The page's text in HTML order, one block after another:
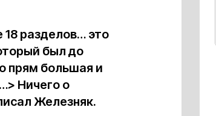
разделов… это
был до
прям большая и
Ничего о
Железняк.